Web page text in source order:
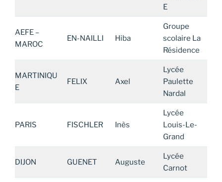
E
AEFE –
MAROC
EN-NAILLI Hiba
Groupe
scolaire La
Résidence
MARTINIQU
E
FELIX Axel
Lycée
Paulette
Nardal
PARIS FISCHLER Inès
Lycée
Louis-Le-
Grand
DIJON GUENET Auguste
Lycée
Carnot